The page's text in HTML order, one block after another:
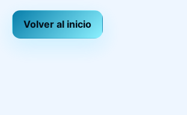
Volver al inicio